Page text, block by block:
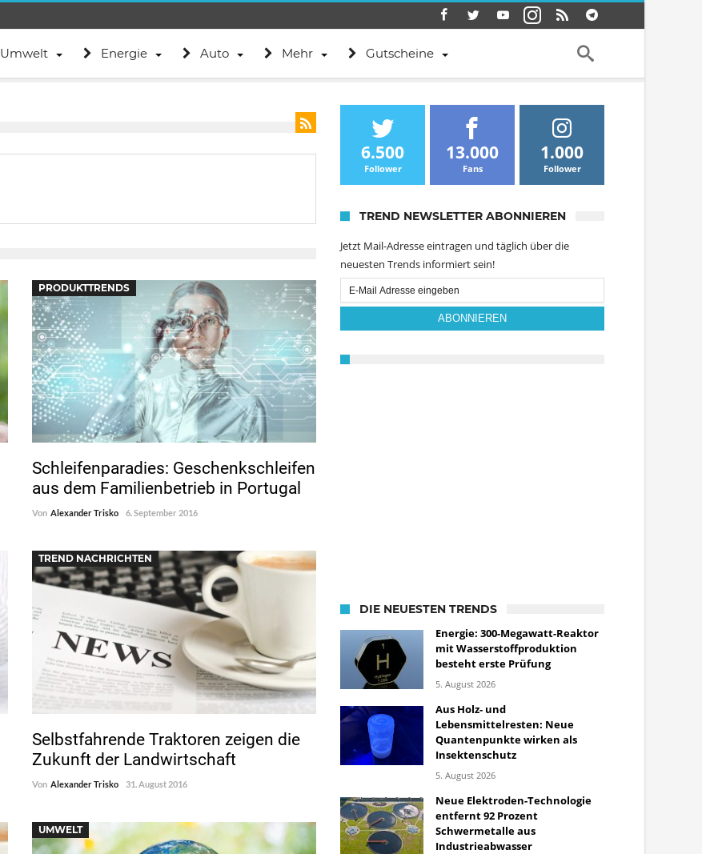
Umwelt Energie Auto Mehr Gutscheine
PRODUKTTRENDS
Schleifenparadies: Geschenkschleifen
aus dem Familienbetrieb in Portugal
Von Alexander Trisko 6. September 2016
TREND NACHRICHTEN
Selbstfahrende Traktoren zeigen die
Zukunft der Landwirtschaft
Von Alexander Trisko 31. August 2016
UMWELT
6.500
Follower
13.000
Fans
1.000
Follower
TREND NEWSLETTER ABONNIEREN
Jetzt Mail-Adresse eintragen und täglich über die
neuesten Trends informiert sein!
Email
Subscription
ABONNIEREN
DIE NEUESTEN TRENDS
Energie: 300-Megawatt-Reaktor
mit Wasserstoffproduktion
besteht erste Prüfung
5. August 2026
Aus Holz- und
Lebensmittelresten: Neue
Quantenpunkte wirken als
Insektenschutz
5. August 2026
Neue Elektroden-Technologie
entfernt 92 Prozent
Schwermetalle aus
Industrieabwasser